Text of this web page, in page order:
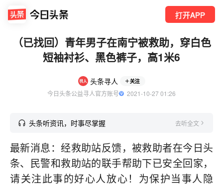
打开APP
（已找回）青年男子在南宁被救助，穿白色
短袖衬衫、黑色裤子，高1米6
头条寻人 关注
今日头条公益寻人官方账号
  2021-10-27 01:26
头条听资讯，时事尽掌握 去听全文
最新消息：经救助站反馈，被救助者在今日头
条、民警和救助站的联手帮助下已安全回家，
请关注此事的好心人放心！为保护当事人隐